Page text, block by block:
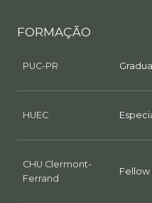
FORMAÇÃO
PUC-PR
HUEC
CHU Clermont-
Ferrand